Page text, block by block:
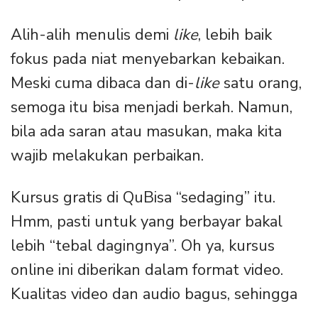
Alih-alih menulis demi like, lebih baik
fokus pada niat menyebarkan kebaikan.
Meski cuma dibaca dan di-likesatu orang,
semoga itu bisa menjadi berkah. Namun,
bila ada saran atau masukan, maka kita
wajib melakukan perbaikan.
Kursus gratis di QuBisa “sedaging” itu.
Hmm, pasti untuk yang berbayar bakal
lebih “tebal dagingnya”. Oh ya, kursus
online ini diberikan dalam format video.
Kualitas video dan audio bagus, sehingga